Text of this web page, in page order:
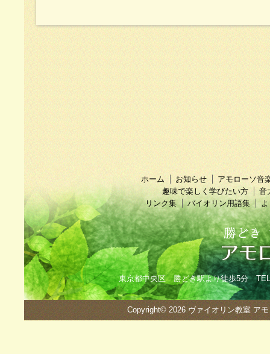
ホーム お知らせ
アモローソ音
趣味で楽しく学びたい方
音
リンク集
バイオリン用語集
東京都中央区 勝どき駅より徒歩5分
Copyright© 2026 ヴァイオリン教室 ア